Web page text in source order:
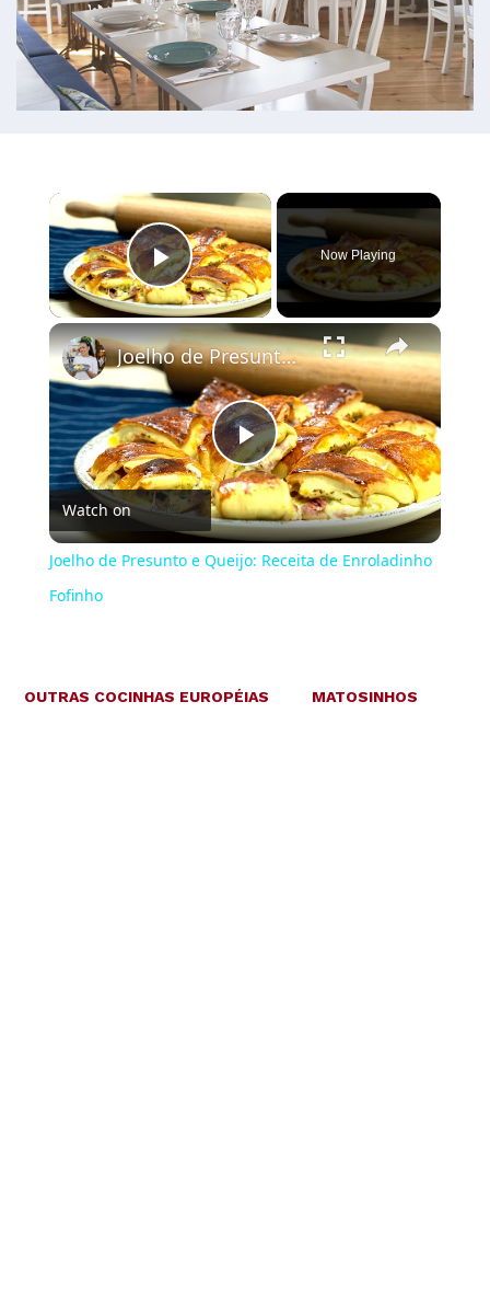
×
Play Video
Now Playing
×
Play
Video
Joelho de Presunto e Queijo: Receita de Enroladinho Fofinho
Watch on
Joelho de Presunto e Queijo: Receita de Enroladinho
Fofinho
OUTRAS COCINHAS EUROPÉIAS MATOSINHOS